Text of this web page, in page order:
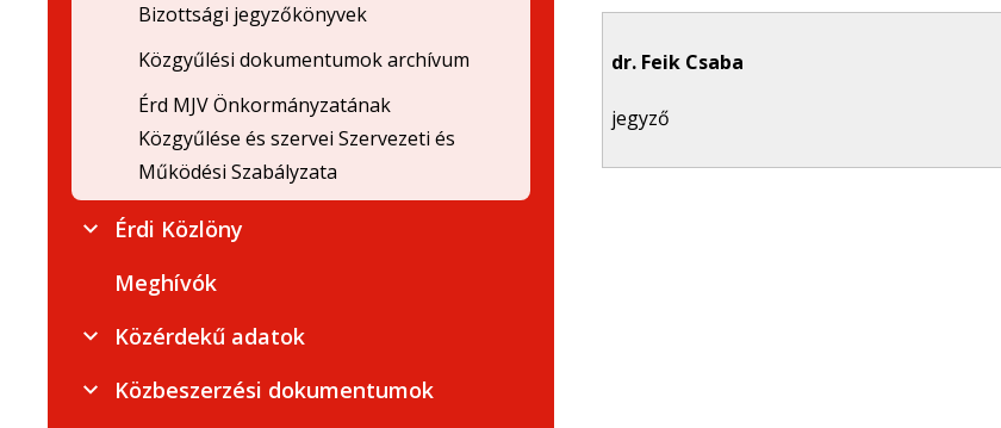
dr. Feik Csaba
jegyző
Bizottsági jegyzőkönyvek
Közgyűlési dokumentumok archívum
Érd MJV Önkormányzatának
Közgyűlése és szervei Szervezeti és
Működési Szabályzata
Érdi Közlöny
Meghívók
Közérdekű adatok
Közbeszerzési dokumentumok